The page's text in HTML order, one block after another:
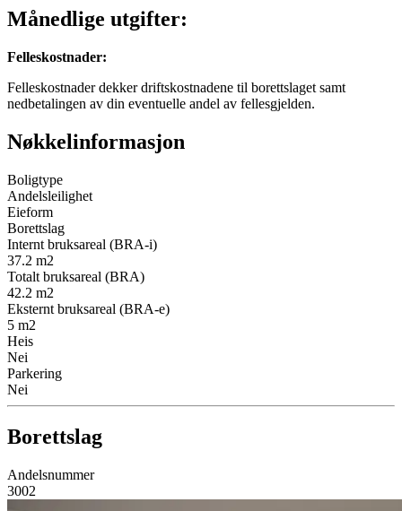
Månedlige utgifter:
Felleskostnader:
Felleskostnader dekker driftskostnadene til borettslaget samt
nedbetalingen av din eventuelle andel av fellesgjelden.
Nøkkelinformasjon
Boligtype
Andelsleilighet
Eieform
Borettslag
Internt bruksareal (BRA-i)
37.2 m2
Totalt bruksareal (BRA)
42.2 m2
Eksternt bruksareal (BRA-e)
5 m2
Heis
Nei
Parkering
Nei
Borettslag
Andelsnummer
3002